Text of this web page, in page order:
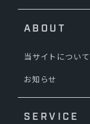
ABOUT
当サイトについて
お知らせ
SERVICE